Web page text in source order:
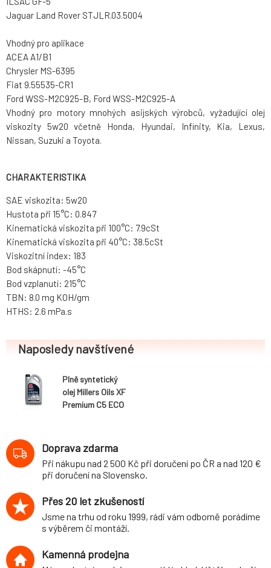
Jaguar Land Rover STJLR.03.5004
Vhodný pro aplikace
ACEA A1/B1
Chrysler MS-6395
Fiat 9.55535-CR1
Ford WSS-M2C925-B, Ford WSS-M2C925-A
Vhodný pro motory mnohých asijských výrobců, vyžadující olej
viskozity 5w20 včetně Honda, Hyundai, Infinity, Kia, Lexus,
Nissan, Suzuki a Toyota.
CHARAKTERISTIKA
SAE viskozita: 5w20
Hustota při 15°C: 0.847
Kinematická viskozita při 100°C: 7.9cSt
Kinematická viskozita při 40°C: 38.5cSt
Viskozitní index: 183
Bod skápnutí: -45°C
Bod vzplanutí: 215°C
TBN: 8.0 mg KOH/gm
HTHS: 2.6 mPa.s
Naposledy navštívené
Plně syntetický
olej Millers Oils XF
Premium C5 ECO
Doprava zdarma
Při nákupu nad 2 500 Kč při doručení po ČR a nad 120 €
při doručení na Slovensko.
Přes 20 let zkušeností
Jsme na trhu od roku 1999, rádi vám odborně porádíme
s výběrem či montáží.
Kamenná prodejna